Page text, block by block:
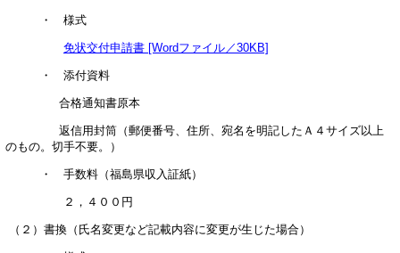
・ 様式
免状交付申請書 [Wordファイル／30KB]
・ 添付資料
合格通知書原本
返信用封筒（郵便番号、住所、宛名を明記したＡ４サイズ以上
のもの。切手不要。）
・ 手数料（福島県収入証紙）
２，４００円
（２）書換（氏名変更など記載内容に変更が生じた場合）